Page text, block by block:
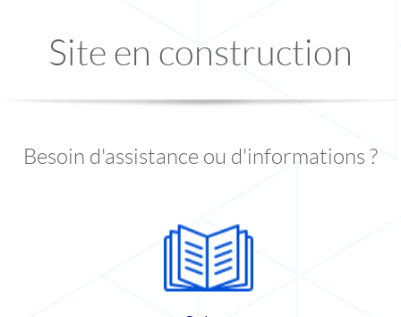
Site en construction
Besoin d'assistance ou d'informations ?